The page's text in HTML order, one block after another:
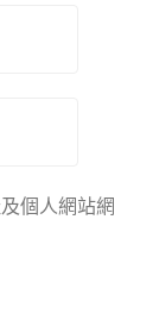
個人網站網